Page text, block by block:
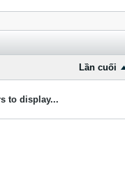
Lần cuối
to display...